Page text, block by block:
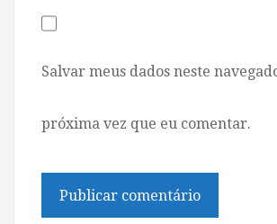
Salvar meus dados neste
próxima vez que eu comentar.